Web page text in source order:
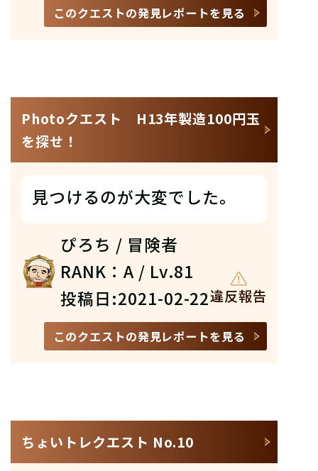
このクエストの発見レポートを見る
Photoクエスト H13年製造100円玉
を探せ！
見つけるのが大変でした。
ぴろち / 冒険者
RANK：A / Lv.81
投稿日:2021-02-22違反報告
このクエストの発見レポートを見る
ちょいトレクエスト No.10